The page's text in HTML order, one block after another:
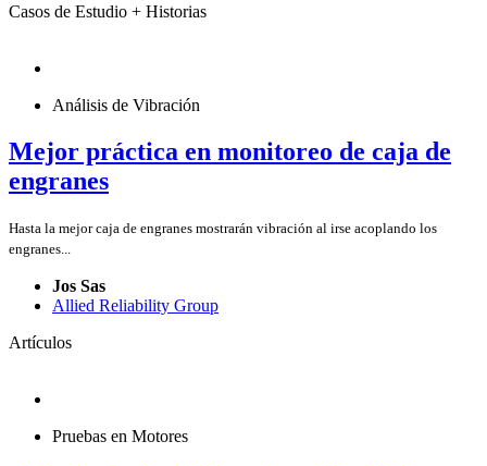
Casos de Estudio + Historias
Análisis de Vibración
Mejor práctica en monitoreo de caja de
engranes
Hasta la mejor caja de engranes mostrarán vibración al irse acoplando los
engranes...
Jos Sas
Allied Reliability Group
Artículos
Pruebas en Motores